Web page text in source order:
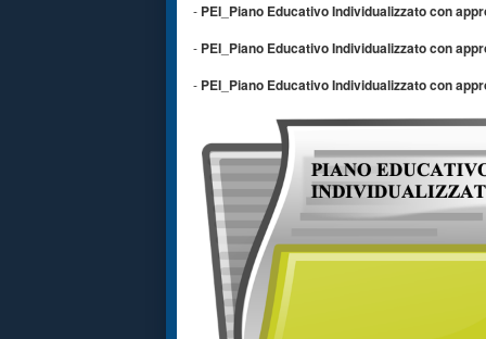
- PEI Piano Educativo Individualizzato con
- PEI Piano Educativo Individualizzato con
- PEI Piano Educativo Individualizzato con